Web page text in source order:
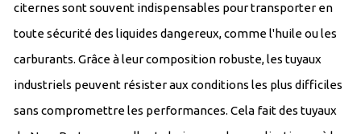
citernes sont souvent indispensables pour transporter en
toute sécurité des liquides dangereux, comme l'huile ou les
carburants. Grâce à leur composition robuste, les tuyaux
industriels peuvent résister aux conditions les plus difficiles
sans compromettre les performances. Cela fait des tuyaux